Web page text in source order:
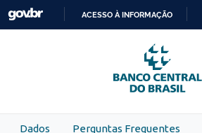
Skip to main content
PARA
O
CONTEÚDO
ACESSO À INFORMAÇÃO
Dados Perguntas Frequentes